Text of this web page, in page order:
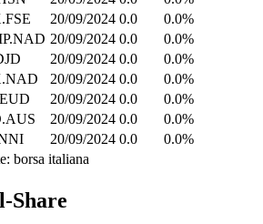
20/09/2024 0.0
0.0%
20/09/2024 0.0
0.0%
20/09/2024 0.0
0.0%
20/09/2024 0.0
0.0%
20/09/2024 0.0
0.0%
20/09/2024 0.0
0.0%
20/09/2024 0.0
0.0%
borsa italiana
Share